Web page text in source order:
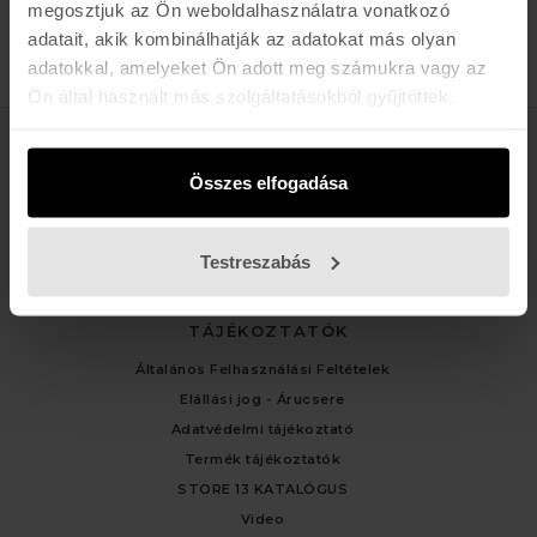
megosztjuk az Ön weboldalhasználatra vonatkozó
adatait, akik kombinálhatják az adatokat más olyan
adatokkal, amelyeket Ön adott meg számukra vagy az
Ön által használt más szolgáltatásokból gyűjtöttek.
Összes elfogadása
Testreszabás
ÜGYFÉLSZOLGÁLAT
Rendelési előzmények
TÁJÉKOZTATÓK
Általános Felhasználási Feltételek
Elállási jog - Árucsere
Adatvédelmi tájékoztató
Termék tájékoztatók
STORE 13 KATALÓGUS
Video